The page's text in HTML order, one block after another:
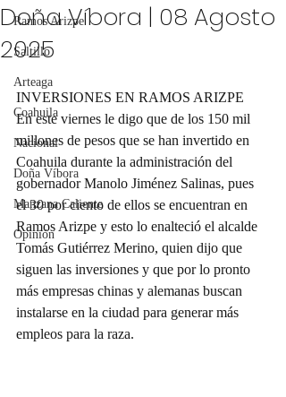
Ramos Arizpe
Saltillo
Arteaga
Coahuila
Nacional
Doña Víbora
Manzana Caliente
Opinión
Doña Víbora | 08 Agosto
2025
INVERSIONES EN RAMOS ARIZPE
En este viernes le digo que de los 150 mil
millones de pesos que se han invertido en
Coahuila durante la administración del
gobernador Manolo Jiménez Salinas, pues
el 30 por ciento de ellos se encuentran en
Ramos Arizpe y esto lo enalteció el alcalde
Tomás Gutiérrez Merino, quien dijo que
siguen las inversiones y que por lo pronto
más empresas chinas y alemanas buscan
instalarse en la ciudad para generar más
empleos para la raza.